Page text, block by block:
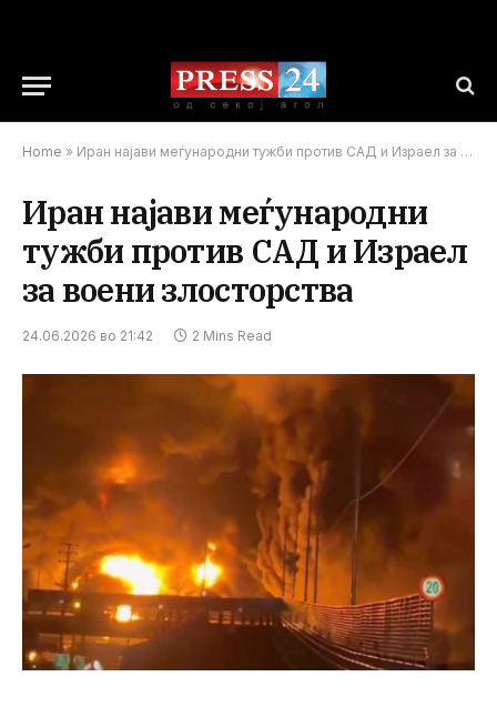
Home » Иран најави меѓународни тужби против САД и Израел за воени злосторства
Иран најави меѓународни
тужби против САД и Израел
за воени злосторства
24.06.2026 во 21:42 2 Mins Read